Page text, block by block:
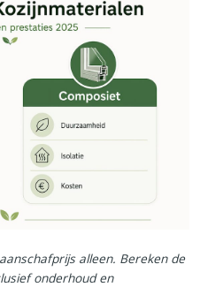
alleen. Bereken de
onderhoud en